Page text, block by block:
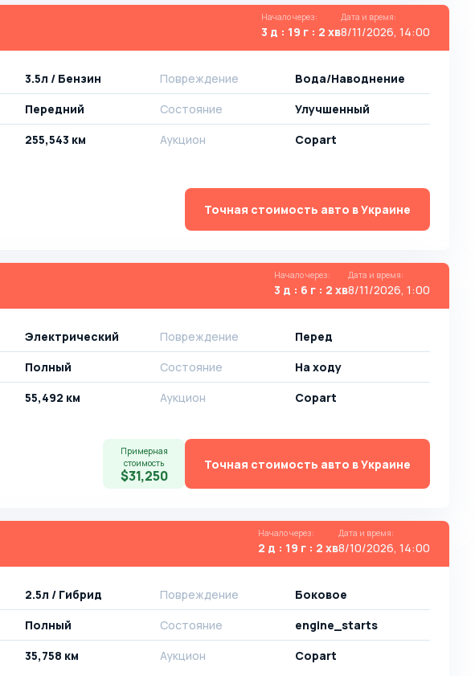
Начало через:
3 д : 19 г : 2 хв
Дата и время:
8/11/2026, 14:00
3.5л / Бензин
Передний
255,543 км
Повреждение
Вода/Наводнение
Состояние
Улучшенный
Аукцион
Copart
Точная стоимость авто в Украине
Начало через:
3 д : 6 г : 2 хв
Дата и время:
8/11/2026, 1:00
Электрический
Полный
55,492 км
Повреждение
Перед
Состояние
На ходу
Аукцион
Copart
Примерная
стоимость
$31,250
Точная стоимость авто в Украине
Начало через:
2 д : 19 г : 2 хв
Дата и время:
8/10/2026, 14:00
2.5л / Гибрид
Полный
35,758 км
Повреждение
Боковое
Состояние
engine_starts
Аукцион
Copart